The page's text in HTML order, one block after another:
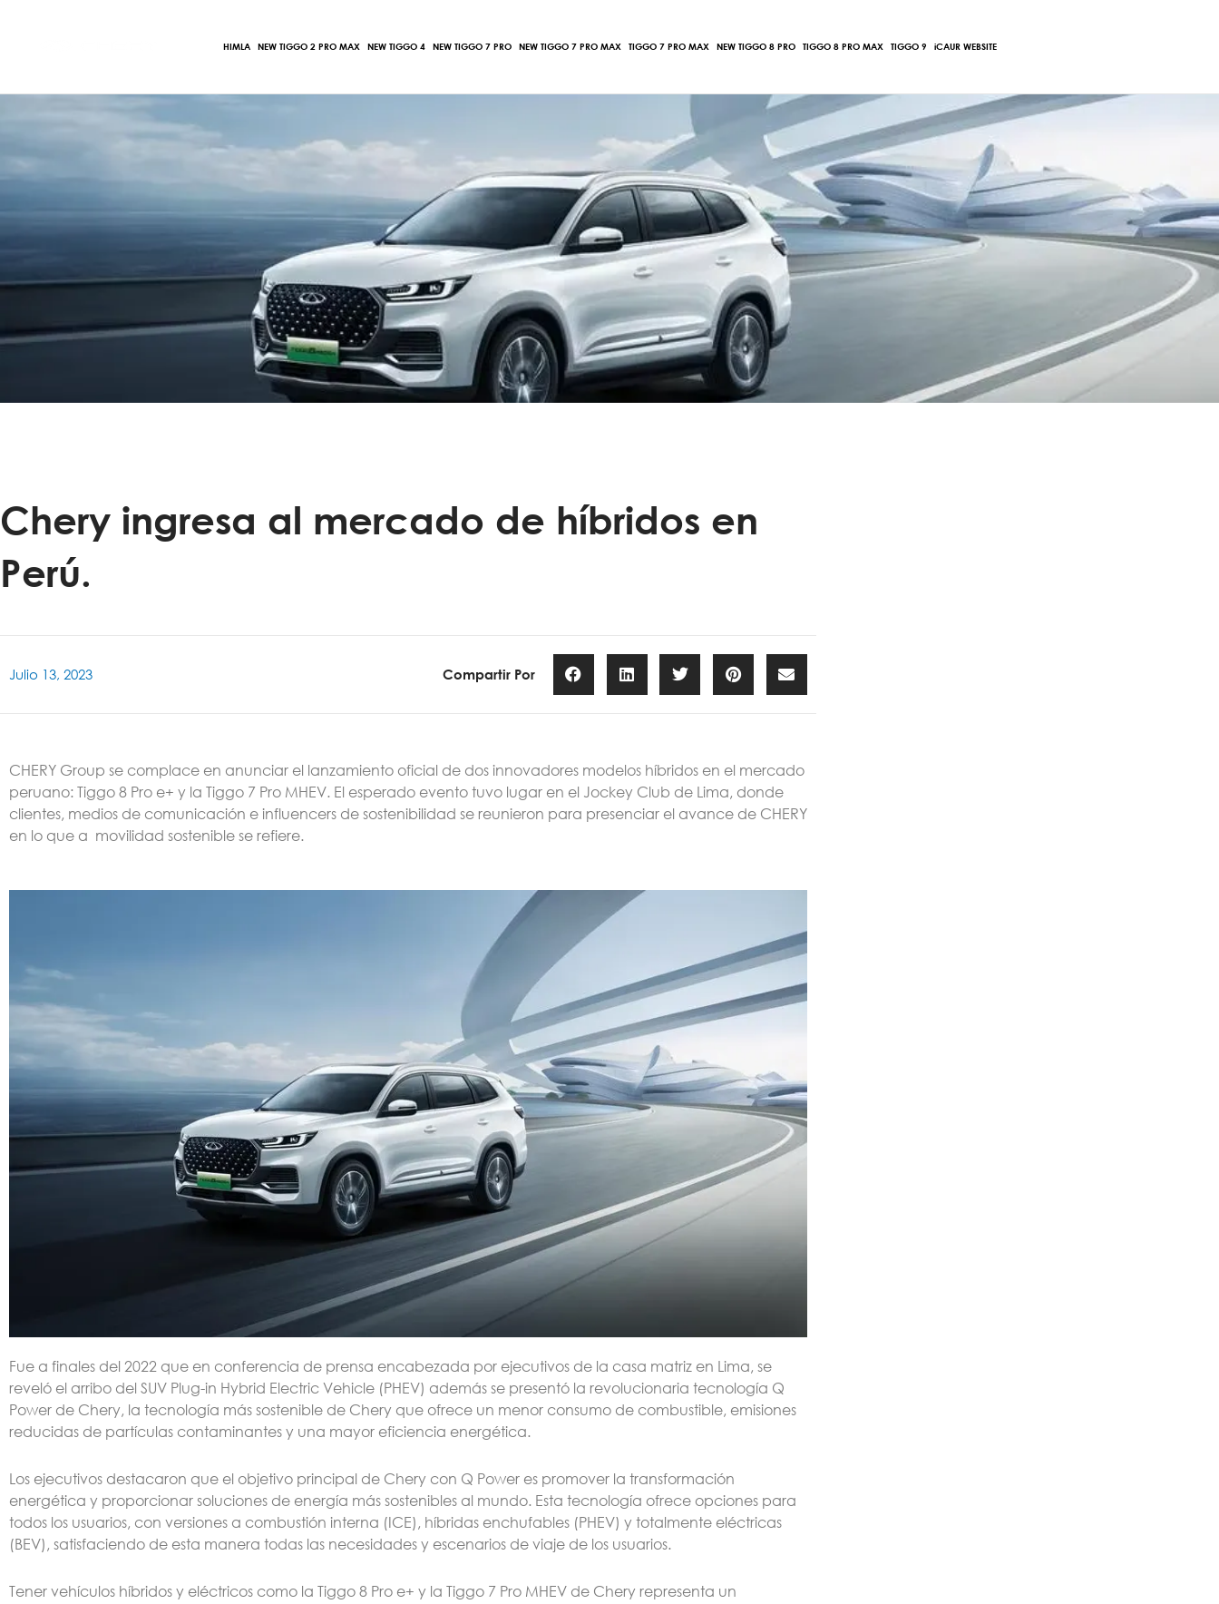
HIMLA NEW TIGGO 2 PRO MAX NEW TIGGO 4 NEW TIGGO 7 PRO NEW TIGGO 7 PRO MAX TIGGO 7 PRO MAX NEW TIGGO 8 PRO TIGGO 8 PRO MAX TIGGO 9 iCAUR WEBSITE
Chery ingresa al mercado de híbridos en
Perú.
Julio 13, 2023 Compartir Por
CHERY Group se complace en anunciar el lanzamiento oficial de dos innovadores modelos híbridos en el mercado
peruano: Tiggo 8 Pro e+ y la Tiggo 7 Pro MHEV. El esperado evento tuvo lugar en el Jockey Club de Lima, donde
clientes, medios de comunicación e influencers de sostenibilidad se reunieron para presenciar el avance de CHERY
en lo que a movilidad sostenible se refiere.
Fue a finales del 2022 que en conferencia de prensa encabezada por ejecutivos de la casa matriz en Lima, se
reveló el arribo del SUV Plug-in Hybrid Electric Vehicle (PHEV) además se presentó la revolucionaria tecnología Q
Power de Chery, la tecnología más sostenible de Chery que ofrece un menor consumo de combustible, emisiones
reducidas de partículas contaminantes y una mayor eficiencia energética.
Los ejecutivos destacaron que el objetivo principal de Chery con Q Power es promover la transformación
energética y proporcionar soluciones de energía más sostenibles al mundo. Esta tecnología ofrece opciones para
todos los usuarios, con versiones a combustión interna (ICE), híbridas enchufables (PHEV) y totalmente eléctricas
(BEV), satisfaciendo de esta manera todas las necesidades y escenarios de viaje de los usuarios.
Tener vehículos híbridos y eléctricos como la Tiggo 8 Pro e+ y la Tiggo 7 Pro MHEV de Chery representa un